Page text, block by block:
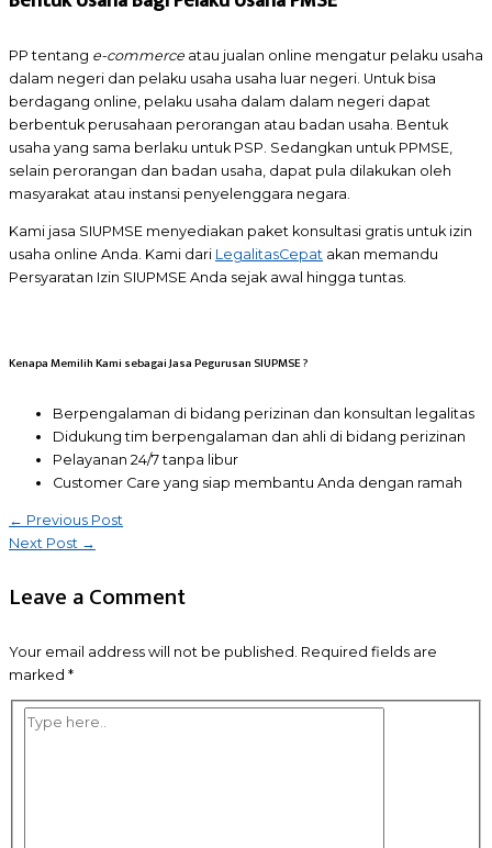
PP tentang e-commerce atau jualan online mengatur pelaku usaha
dalam negeri dan pelaku usaha usaha luar negeri. Untuk bisa
berdagang online, pelaku usaha dalam dalam negeri dapat
berbentuk perusahaan perorangan atau badan usaha. Bentuk
usaha yang sama berlaku untuk PSP. Sedangkan untuk PPMSE,
selain perorangan dan badan usaha, dapat pula dilakukan oleh
masyarakat atau instansi penyelenggara negara.
Kami jasa SIUPMSE menyediakan paket konsultasi gratis untuk izin
usaha online Anda. Kami dari LegalitasCepat akan memandu
Persyaratan Izin SIUPMSE Anda sejak awal hingga tuntas.
Kenapa Memilih Kami sebagai Jasa Pegurusan SIUPMSE ?
Berpengalaman di bidang perizinan dan konsultan legalitas
Didukung tim berpengalaman dan ahli di bidang perizinan
Pelayanan 24/7 tanpa libur
Customer Care yang siap membantu Anda dengan ramah
Post
navigation
← Previous Post
Next Post →
Leave a Comment
Your email address will not be published. Required fields are
marked *
Type